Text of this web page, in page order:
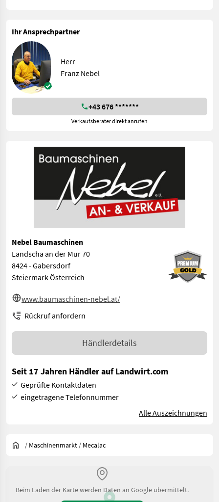
Ihr Ansprechpartner
Herr
Franz Nebel
+43 676 *******
Verkaufsberater direkt anrufen
Nebel Baumaschinen
Landscha an der Mur 70
8424 - Gabersdorf
Steiermark Österreich
www.baumaschinen-nebel.at/
Rückruf anfordern
Händlerdetails
Seit 17 Jahren Händler auf Landwirt.com
Geprüfte Kontaktdaten
eingetragene Telefonnummer
Alle Auszeichnungen
/ Maschinenmarkt / Mecalac
Beim Laden der Karte werden Daten an Google übermittelt.